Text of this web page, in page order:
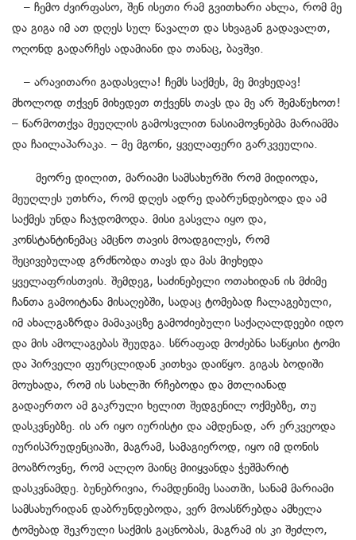
– ჩემო ძვირფასო, შენ ისეთი რამ გვითხარი ახლა, რომ მე
და გიგა იმ ათ დღეს სულ წავალთ და სხვაგან გადავალთ,
ოღონდ გადარჩეს ადამიანი და თანაც, ბავშვი.
– არავითარი გადასვლა! ჩემს საქმეს, მე მივხედავ!
მხოლოდ თქვენ მიხედეთ თქვენს თავს და მე არ შემაწუხოთ!
– წარმოთქვა მეუღლის გამოსვლით ნასიამოვნებმა მარიამმა
და ჩაილაპარაკა. – მე მგონი, ყველაფერი გარკვეულია.
მეორე დილით, მარიამი სამსახურში რომ მიდიოდა,
მეუღლეს უთხრა, რომ დღეს ადრე დაბრუნდებოდა და ამ
საქმეს უნდა ჩაჯდომოდა. მისი გასვლა იყო და,
კონსტანტინემაც ამცნო თავის მოადგილეს, რომ
შეცივებულად გრძნობდა თავს და მას მიეხედა
ყველაფრისთვის. შემდეგ, საძინებელი ოთახიდან ის მძიმე
ჩანთა გამოიტანა მისაღებში, სადაც ტომებად ჩალაგებული,
იმ ახალგაზრდა მამაკაცზე გამოძიებული საქაღალდეები იდო
და მის ამოლაგებას შეუდგა. სწრაფად მოძებნა საწყისი ტომი
და პირველი ფურცლიდან კითხვა დაიწყო. გიგას ბოდიში
მოუხადა, რომ ის სახლში რჩებოდა და მთლიანად
გადაერთო ამ გაკრული ხელით შედგენილ ოქმებზე, თუ
დასკვნებზე. ის არ იყო იურისტი და ამდენად, არ ერკვეოდა
იურისპრუდენციაში, მაგრამ, სამაგიეროდ, იყო იმ დონის
მოაზროვნე, რომ ალღო მაინც მიიყვანდა ჭეშმარიტ
დასკვნამდე. ბუნებრივია, რამდენიმე საათში, სანამ მარიამი
სამსახურიდან დაბრუნდებოდა, ვერ მოასწრებდა ამხელა
ტომებად შეკრული საქმის გაცნობას, მაგრამ ის კი შეძლო,